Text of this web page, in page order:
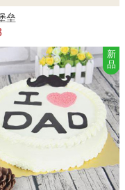
垒
新
品